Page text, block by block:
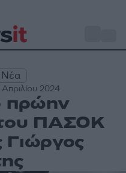
Νέα
2024
πρώην
ΠΑΣΟΚ
Γιώργος